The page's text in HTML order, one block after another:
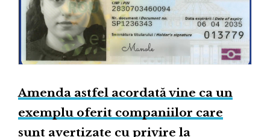
Amenda astfel acordată vine ca un
exemplu oferit companiilor care
sunt avertizate cu privire la